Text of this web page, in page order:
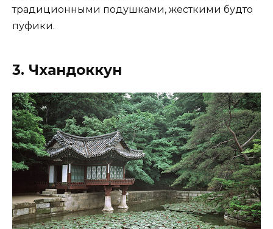
традиционными подушками, жесткими будто
пуфики.
3. Чхандоккун